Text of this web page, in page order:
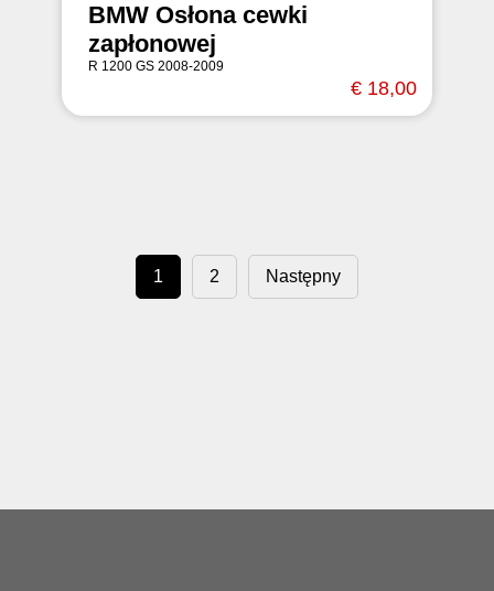
BMW Osłona cewki
zapłonowej
R 1200 GS 2008-2009
€ 18,00
1 2 Następny